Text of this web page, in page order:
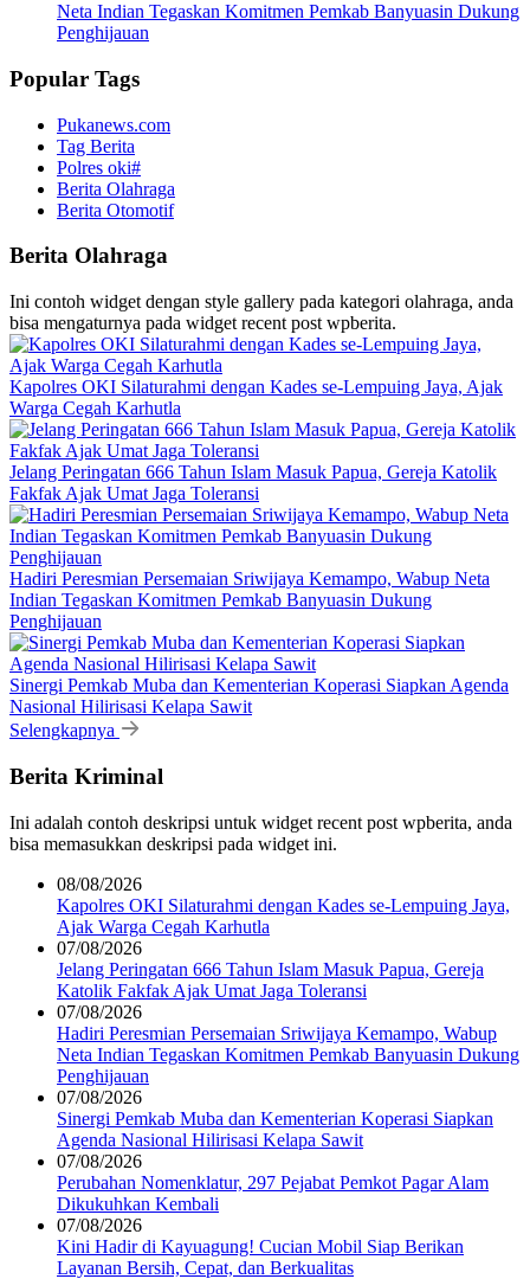
Neta Indian Tegaskan Komitmen Pemkab Banyuasin Dukung
Penghijauan
Popular Tags
Pukanews.com
Tag Berita
Polres oki#
Berita Olahraga
Berita Otomotif
Berita Olahraga
Ini contoh widget dengan style gallery pada kategori olahraga, anda
bisa mengaturnya pada widget recent post wpberita.
Kapolres OKI Silaturahmi dengan Kades se-Lempuing Jaya, Ajak
Warga Cegah Karhutla
Jelang Peringatan 666 Tahun Islam Masuk Papua, Gereja Katolik
Fakfak Ajak Umat Jaga Toleransi
Hadiri Peresmian Persemaian Sriwijaya Kemampo, Wabup Neta
Indian Tegaskan Komitmen Pemkab Banyuasin Dukung
Penghijauan
Sinergi Pemkab Muba dan Kementerian Koperasi Siapkan Agenda
Nasional Hilirisasi Kelapa Sawit
Selengkapnya
Berita Kriminal
Ini adalah contoh deskripsi untuk widget recent post wpberita, anda
bisa memasukkan deskripsi pada widget ini.
08/08/2026
Kapolres OKI Silaturahmi dengan Kades se-Lempuing Jaya,
Ajak Warga Cegah Karhutla
07/08/2026
Jelang Peringatan 666 Tahun Islam Masuk Papua, Gereja
Katolik Fakfak Ajak Umat Jaga Toleransi
07/08/2026
Hadiri Peresmian Persemaian Sriwijaya Kemampo, Wabup
Neta Indian Tegaskan Komitmen Pemkab Banyuasin Dukung
Penghijauan
07/08/2026
Sinergi Pemkab Muba dan Kementerian Koperasi Siapkan
Agenda Nasional Hilirisasi Kelapa Sawit
07/08/2026
Perubahan Nomenklatur, 297 Pejabat Pemkot Pagar Alam
Dikukuhkan Kembali
07/08/2026
Kini Hadir di Kayuagung! Cucian Mobil Siap Berikan
Layanan Bersih, Cepat, dan Berkualitas